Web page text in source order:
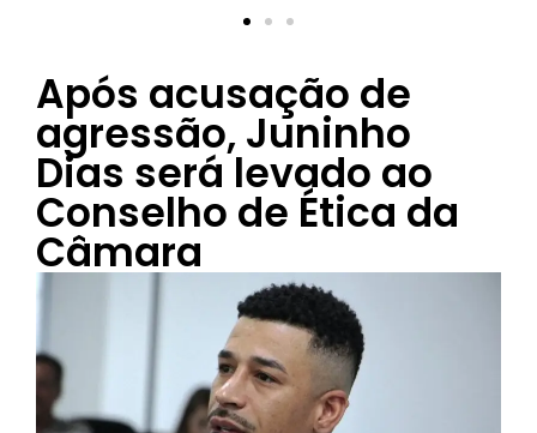
Após acusação de
agressão, Juninho
Dias será levado ao
Conselho de Ética da
Câmara